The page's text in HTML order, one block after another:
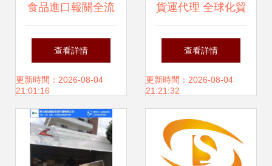
食品進口報關全流
程解析 東勝物流為
您梳理必備資料與
注意事項
查看詳情
更新時間：2026-08-04
21:01:16
貨運代理 全球化貿
易的橋梁與紐帶
查看詳情
更新時間：2026-08-04
21:21:32